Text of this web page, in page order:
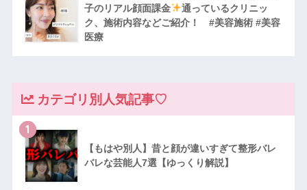
子のリアル顔面課金
通っているクリニッ
ク、施術内容などご紹介！ #美容施術 #美容
医療
カテゴリ別人気記事♡
1
【もはや別人】昔と顔が違いすぎて整形バレ
バレな芸能人7選【ゆっくり解説】